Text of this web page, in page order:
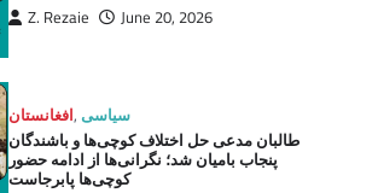
Z. Rezaie June 20, 2026
افغانستان,سیاسی
طالبان مدعی حل اختلاف کوچی‌ها و باشندگان
پنجاب بامیان شد؛ نگرانی‌ها از ادامه حضور
کوچی‌ها پابرجاست